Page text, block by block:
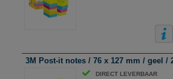
3M Post-it notes / 76 x 127 mm / geel /
DIRECT LEVERBAAR